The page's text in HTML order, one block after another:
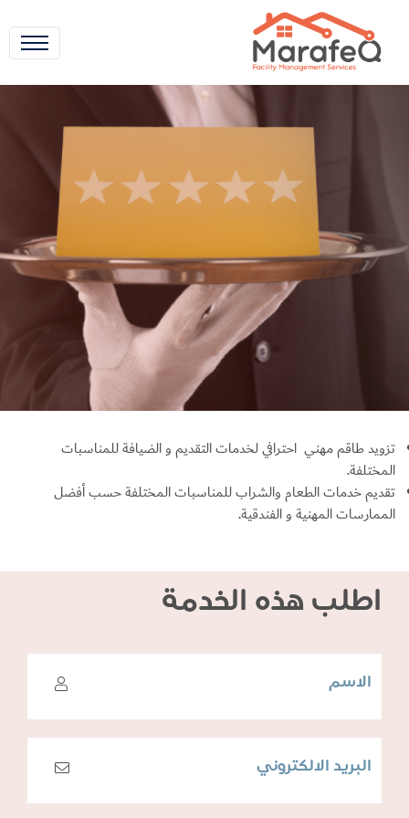
تزويد طاقم مهني احترافي لخدمات التقديم و الضيافة للمناسبات
المختلفة.
تقديم خدمات الطعام والشراب للمناسبات المختلفة حسب أفضل
الممارسات المهنية و الفندقية.
اطلب هذه الخدمة